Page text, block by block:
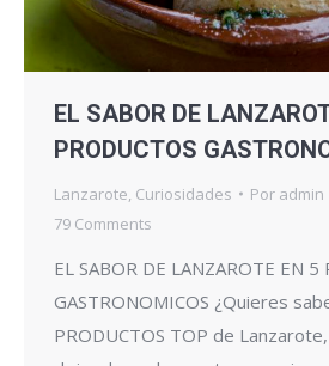
EL SABOR DE
PRODUCTOS
Lanzarote Curiosidades Por admin
79 Comments
EL SABOR DE LANZAROTE EN 5
GASTRONOMICOS ¿Quieres
PRODUCTOS TOP de